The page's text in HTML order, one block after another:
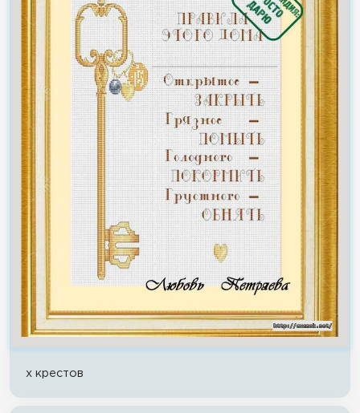
x крестов